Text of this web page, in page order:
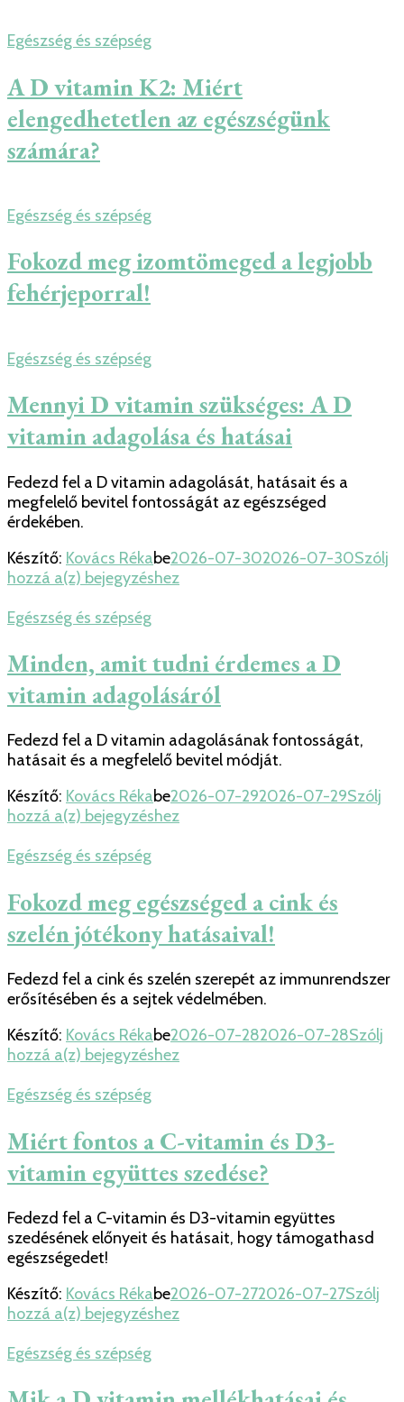
Egészség és szépség
A D vitamin K2: Miért
elengedhetetlen az egészségünk
számára?
Egészség és szépség
Fokozd meg izomtömeged a legjobb
fehérjeporral!
Egészség és szépség
Mennyi D vitamin szükséges: A D
vitamin adagolása és hatásai
Fedezd fel a D vitamin adagolását, hatásait és a
megfelelő bevitel fontosságát az egészséged
érdekében.
Készítő: Kovács Rékabe2026-07-302026-07-30Szólj
hozzá a(z) Mennyi
vitamin
A
D
vitamin
adagolása
és
hatásai
bejegyzéshez
Egészség és szépség
Minden, amit tudni érdemes a D
vitamin adagolásáról
Fedezd fel a D vitamin adagolásának fontosságát,
hatásait és a megfelelő bevitel módját.
Készítő: Kovács Rékabe2026-07-292026-07-29Szólj
hozzá a(z) Minden,
tudni
a
D
vitamin
adagolásáról
bejegyzéshez
Egészség és szépség
Fokozd meg egészséged a cink és
szelén jótékony hatásaival!
Fedezd fel a cink és szelén szerepét az immunrendszer
erősítésében és a sejtek védelmében.
Készítő: Kovács Rékabe2026-07-282026-07-28Szólj
hozzá a(z) Fokozd
egészséged
cink
és
szelén
jótékony
hatásaival!
bejegyzéshez
Egészség és szépség
Miért fontos a C-vitamin és D3-
vitamin együttes szedése?
Fedezd fel a C-vitamin és D3-vitamin együttes
szedésének előnyeit és hatásait, hogy támogathasd
egészségedet!
Készítő: Kovács Rékabe2026-07-272026-07-27Szólj
hozzá a(z) Miért
a
vitamin
bejegyzéshez
Egészség és szépség